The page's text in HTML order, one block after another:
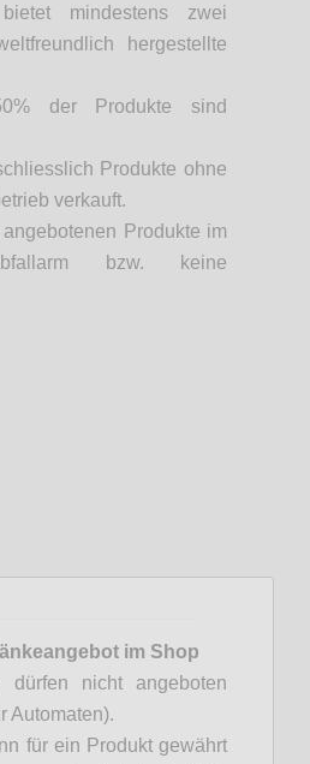
mindestens zwei
hergestellte
der Produkte sind
Produkte ohne
verkauft.
Produkte im
bzw. keine
im Shop
dürfen nicht angeboten
Automaten).
für ein Produkt gewährt